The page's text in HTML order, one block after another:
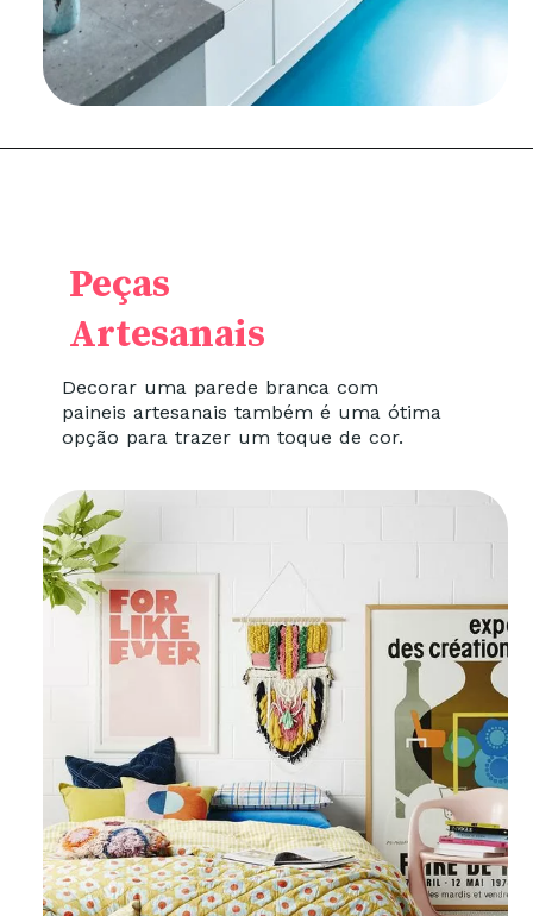
Decorar uma parede branca com
paineis artesanais também é uma ótima
opção para trazer um toque de cor.
Peças
Artesanais